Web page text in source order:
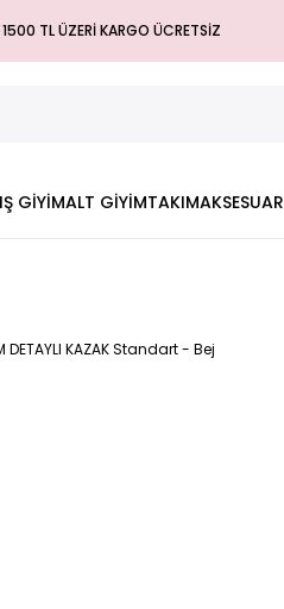
1500 TL ÜZERİ KARGO ÜCRETSİZ
GİYİMALT GİYİMTAKIMAKSESUAR